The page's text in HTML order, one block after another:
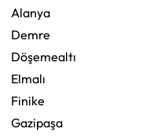
Alanya
Demre
Döşemealtı
Elmalı
Finike
Gazipaşa